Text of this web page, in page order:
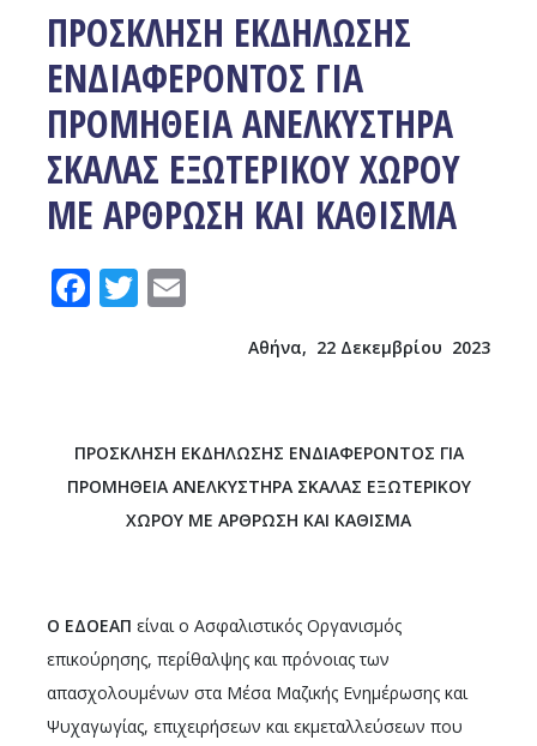
ΠΡΟΣΚΛΗΣΗ ΕΚΔΗΛΩΣΗΣ
ΕΝΔΙΑΦΕΡΟΝΤΟΣ ΓΙΑ
ΠΡΟΜΗΘΕΙΑ ΑΝΕΛΚΥΣΤΗΡΑ
ΣΚΑΛΑΣ ΕΞΩΤΕΡΙΚΟΥ ΧΩΡΟΥ
ΜΕ ΑΡΘΡΩΣΗ ΚΑΙ ΚΑΘΙΣΜΑ
Facebook
Twitter
Αθήνα, 22 Δεκεμβρίου 2023
ΠΡΟΣΚΛΗΣΗ ΕΚΔΗΛΩΣΗΣ ΕΝΔΙΑΦΕΡΟΝΤΟΣ ΓΙΑ
ΠΡΟΜΗΘΕΙΑ ΑΝΕΛΚΥΣΤΗΡΑ ΣΚΑΛΑΣ ΕΞΩΤΕΡΙΚΟΥ
ΧΩΡΟΥ ΜΕ ΑΡΘΡΩΣΗ ΚΑΙ ΚΑΘΙΣΜΑ
Ο ΕΔΟΕΑΠ είναι ο Ασφαλιστικός Οργανισμός
επικούρησης, περίθαλψης και πρόνοιας των
απασχολουμένων στα Μέσα Μαζικής Ενημέρωσης και
Ψυχαγωγίας, επιχειρήσεων και εκμεταλλεύσεων που